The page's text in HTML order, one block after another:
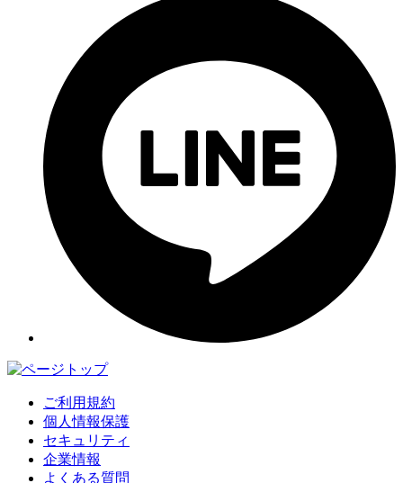
ご利用規約
個人情報保護
セキュリティ
企業情報
よくある質問